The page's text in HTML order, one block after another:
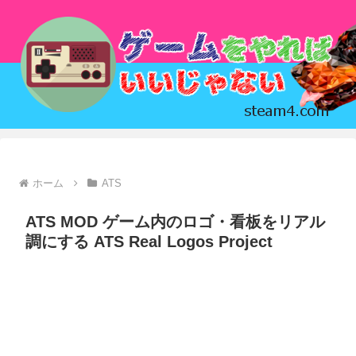
ホーム ATS
ATS MOD ゲーム内のロゴ・看板をリアル
調にする ATS Real Logos Project